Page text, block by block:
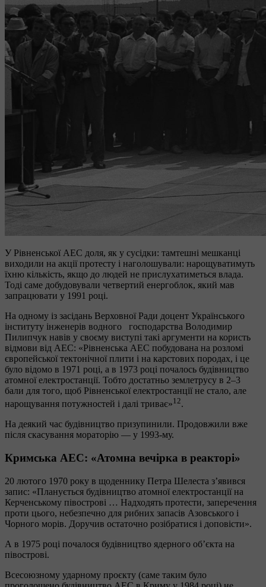
У Рівненської АЕС доля, як у сусідки: тамтешні мешканці
виходили на акції протесту і наголошували: нарощуватимуть
їхню кількість, якщо до людей не прислухатиметься влада.
Тоді саме добудовували четвертий енергоблок, який мав
запрацювати у 1991 році.
На одному із засідань Верховної Ради доцент Українського
інституту інженерів водного господарства Володимир
Пилипчук навів у своєму виступі такі аргументи на користь
відмови від АЕС: «Рівненська АЕС побудована на розломі
європейської тектонічної плити і на карстових породах, і це
було відомо в 1971 році, а в 1973 році почалось будівництво
атомної електростанції. Тобто достатньо землетрусу в 2–3
бали для того, щоб Рівненської електростанції не стало, але
нарощування потужностей і далі триває»12.
На деякий час будівництво призупинили. Продовжили вже
після скасування мораторію — у 1993-му.
Кримська АЕС: «Атомна вечірка в реакторі»
20 лютого 1970 року в щоденнику Петра Шелеста з’явився
запис: «Планується будівництво атомної електростанції на
Керченському півострові … Надходять протести, заперечення
проти цього, небезпечно для рибних запасів Азовського і
Чорного морів. Доручив остаточно розібратися і доповісти».
А в 1975 році почалося будівництво ядерного об’єкта на
півострові.
Всесоюзному ударному проєкту (саме таким було